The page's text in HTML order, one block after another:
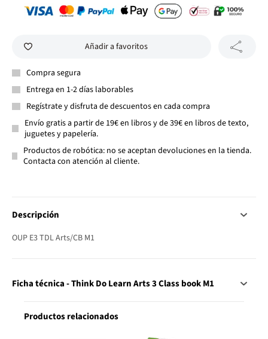
Añadir a favoritos
Compra segura
Entrega en 1-2 días laborables
Regístrate y disfruta de descuentos en cada compra
Envío gratis a partir de 19€ en libros y de 39€ en libros de texto,
juguetes y papelería.
Productos de robótica: no se aceptan devoluciones en la tienda.
Contacta con atención al cliente.
Descripción
OUP E3 TDL Arts/CB M1
Ficha técnica - Think Do Learn Arts 3 Class book M1
Productos relacionados